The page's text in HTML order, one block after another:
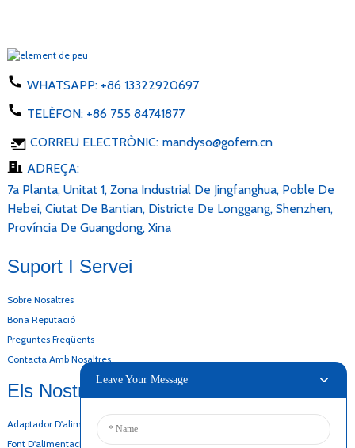
WHATSAPP: +86 13322920697
TELÈFON: +86 755 84741877
CORREU ELECTRÒNIC: mandyso@gofern.cn
ADREÇA:
7a Planta, Unitat 1, Zona Industrial De Jingfanghua, Poble De
Hebei, Ciutat De Bantian, Districte De Longgang, Shenzhen,
Província De Guangdong, Xina
Suport I Servei
Sobre Nosaltres
Bona Reputació
Preguntes Freqüents
Contacta Amb Nosaltres
Els Nostres Productes
Adaptador D'alimentació D'escriptori
Font D'alimentació De CA I CC
Leave Your Message